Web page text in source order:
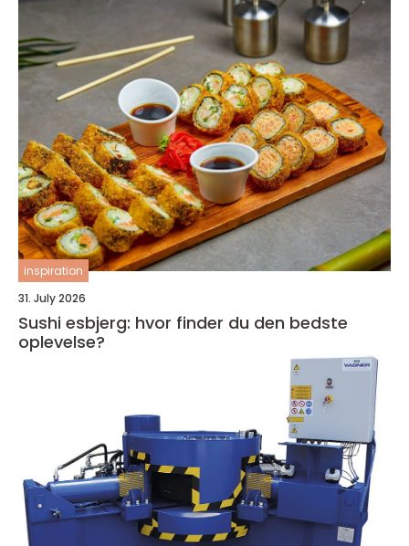
inspiration
31. July 2026
Sushi esbjerg: hvor finder du den bedste
oplevelse?